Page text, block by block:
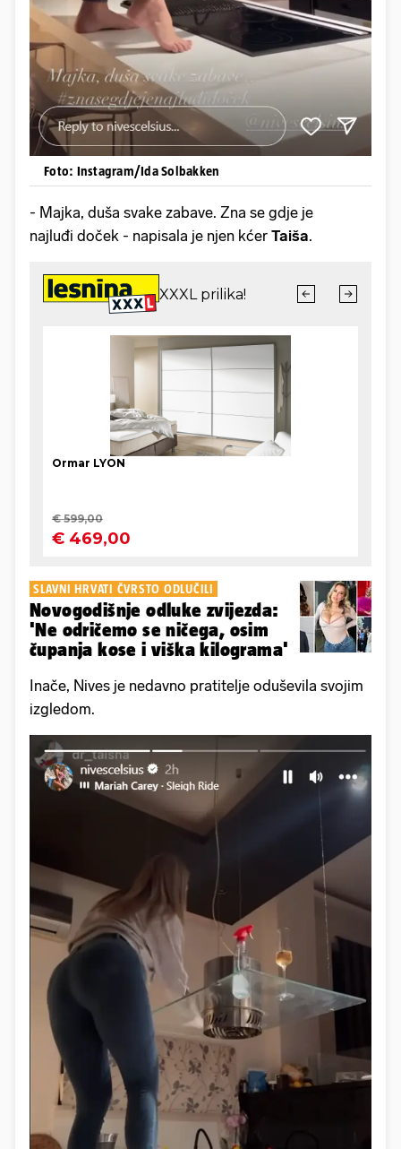
Foto: Instagram/Ida Solbakken
- Majka, duša svake zabave. Zna se gdje je
najluđi doček - napisala je njen kćer Taiša.
SLAVNI HRVATI ČVRSTO ODLUČILI
Novogodišnje odluke zvijezda:
'Ne odričemo se ničega, osim
čupanja kose i viška kilograma'
Inače, Nives je nedavno pratitelje oduševila svojim
izgledom.